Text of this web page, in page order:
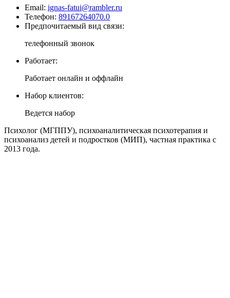
Email: ignas-fatui@rambler.ru
Телефон: 89167264070.0
Предпочитаемый вид связи:
телефонный звонок
Работает:
Работает онлайн и оффлайн
Набор клиентов:
Ведется набор
Психолог (МГППУ), психоаналитическая психотерапия и
психоанализ детей и подростков (МИП), частная практика с
2013 года.